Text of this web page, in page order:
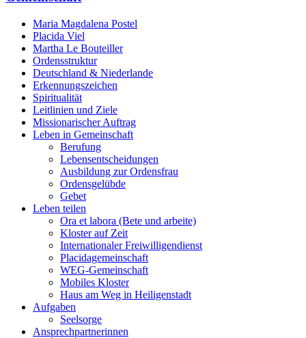
Maria Magdalena Postel
Placida Viel
Martha Le Bouteiller
Ordensstruktur
Deutschland & Niederlande
Erkennungszeichen
Spiritualität
Leitlinien und Ziele
Missionarischer Auftrag
Leben in Gemeinschaft
Berufung
Lebensentscheidungen
Ausbildung zur Ordensfrau
Ordensgelübde
Gebet
Leben teilen
Ora et labora (Bete und arbeite)
Kloster auf Zeit
Internationaler Freiwilligendienst
Placidagemeinschaft
WEG-Gemeinschaft
Mobiles Kloster
Haus am Weg in Heiligenstadt
Aufgaben
Seelsorge
Ansprechpartnerinnen